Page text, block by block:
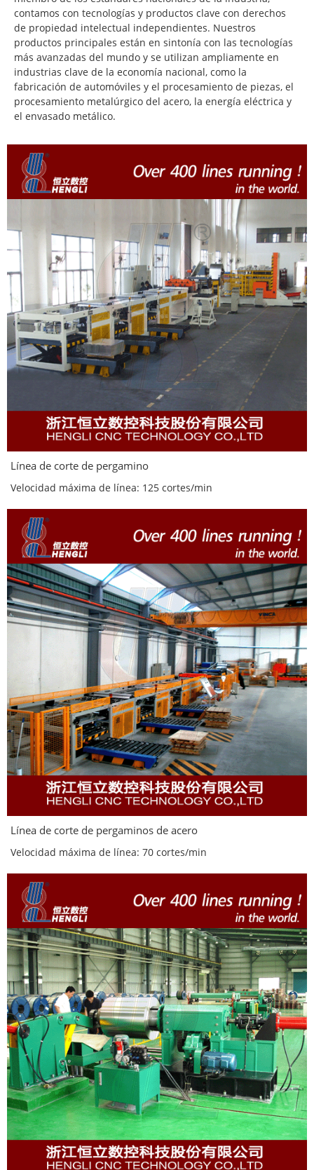
contamos con tecnologías y productos clave con derechos
de propiedad intelectual independientes. Nuestros
productos principales están en sintonía con las tecnologías
más avanzadas del mundo y se utilizan ampliamente en
industrias clave de la economía nacional, como la
fabricación de automóviles y el procesamiento de piezas, el
procesamiento metalúrgico del acero, la energía eléctrica y
el envasado metálico.
Línea de corte de pergamino
Velocidad máxima de línea: 125 cortes/min
Línea de corte de pergaminos de acero
Velocidad máxima de línea: 70 cortes/min